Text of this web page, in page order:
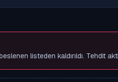
listeden kaldırıldı. Tehdit